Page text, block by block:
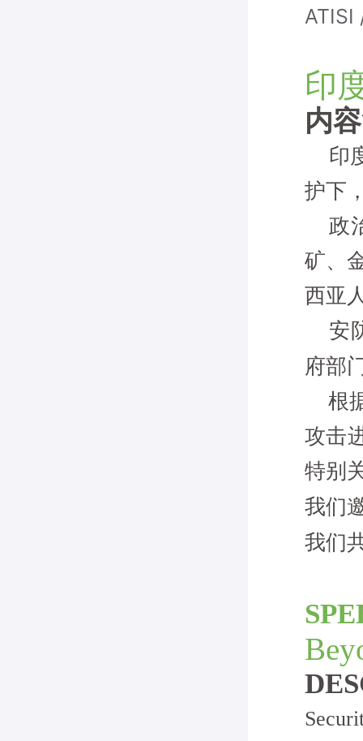
ATISI
印
内
印
护下
政
矿、
西亚
安
府部
根
攻击
特别
我们
我们